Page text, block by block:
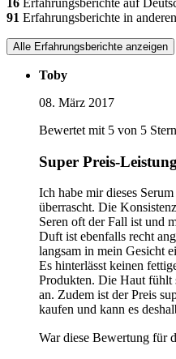
16 Erfahrungsberichte auf
91 Erfahrungsberichte in
Alle Erfahrungsberichte anzeigen
Toby
08. März 2017
Bewertet mit 5 von 5
Super Preis-
Ich habe mir dieses
überrascht. Die
Seren oft der Fall ist und
Duft ist ebenfalls recht
langsam in mein Gesicht
Es hinterlässt keinen
Produkten. Die Haut fühlt
an. Zudem ist der Preis
kaufen und kann es
War diese Bewertung für